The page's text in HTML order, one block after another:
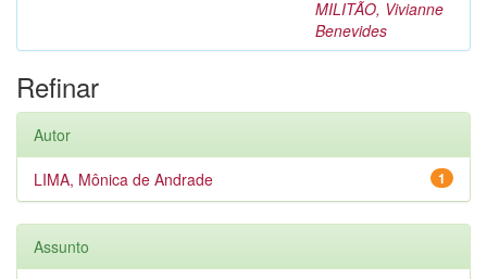
MILITÃO, Vivianne
Benevides
Refinar
Autor
1
LIMA, Mônica de Andrade
Assunto